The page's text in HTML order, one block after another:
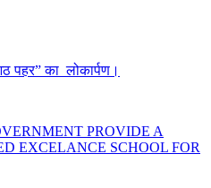
पहर” का लोकार्पण।
PROVIDE A
EXCELANCE SCHOOL FOR